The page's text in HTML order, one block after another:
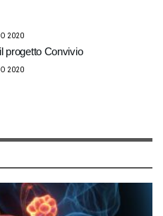
2020
progetto Convivio
2020